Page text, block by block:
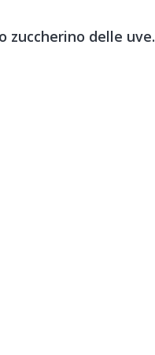
zuccherino delle uve.